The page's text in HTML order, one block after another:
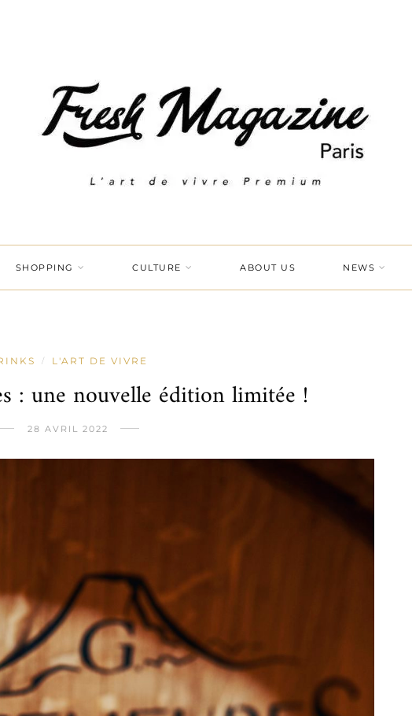
SHOPPING CULTURE ABOUT US NEWS
/ L'ART DE VIVRE
: une nouvelle édition limitée !
28 AVRIL 2022